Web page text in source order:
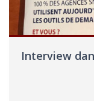
Interview